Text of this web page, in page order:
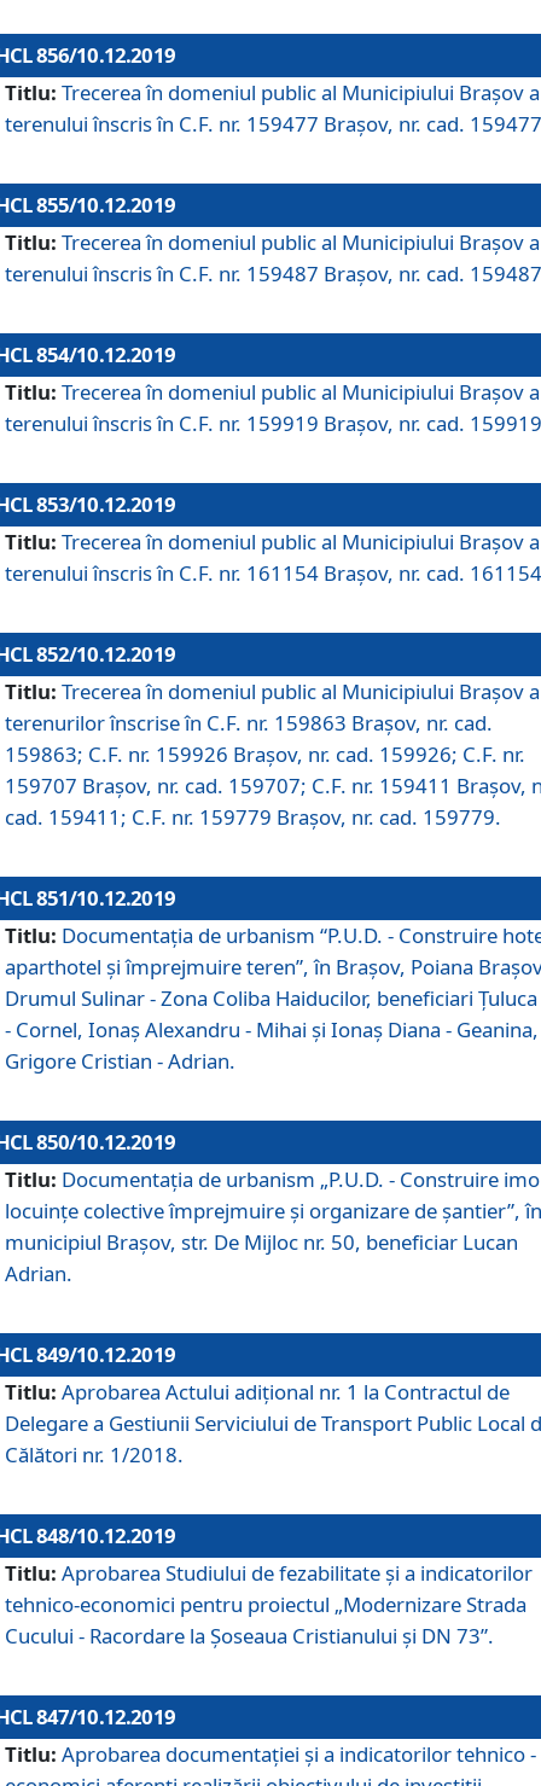
856/10.12.2019
Titlu: Trecerea în domeniul public al Municipiului Braşov a
terenului înscris în C.F. nr. 159477 Brașov, nr. cad.
855/10.12.2019
Titlu: Trecerea în domeniul public al Municipiului Braşov a
terenului înscris în C.F. nr. 159487 Brașov, nr. cad.
854/10.12.2019
Titlu: Trecerea în domeniul public al Municipiului Braşov a
terenului înscris în C.F. nr. 159919 Brașov, nr. cad.
853/10.12.2019
Titlu: Trecerea în domeniul public al Municipiului Braşov a
terenului înscris în C.F. nr. 161154 Brașov, nr. cad.
852/10.12.2019
Titlu: Trecerea în domeniul public al Municipiului Braşov a
terenurilor înscrise în C.F. nr. 159863 Brașov, nr. cad.
159863; C.F. nr. 159926 Brașov, nr. cad. 159926; C.F. nr.
159707 Brașov, nr. cad. 159707; C.F. nr. 159411 Brașov,
cad. 159411; C.F. nr. 159779 Brașov, nr. cad. 159779.
851/10.12.2019
Titlu: Documentaţia de urbanism “P.U.D. - Construire
aparthotel şi împrejmuire teren”, în Braşov, Poiana
Drumul Sulinar - Zona Coliba Haiducilor, beneficiari
- Cornel, Ionaş Alexandru - Mihai şi Ionaş Diana - Geanina,
Grigore Cristian - Adrian.
850/10.12.2019
Titlu: Documentaţia de urbanism „P.U.D. - Construire
locuințe colective împrejmuire și organizare de șantier”, în
municipiul Braşov, str. De Mijloc nr. 50, beneficiar Lucan
Adrian.
849/10.12.2019
Titlu: Aprobarea Actului adiţional nr. 1 la Contractul de
Delegare a Gestiunii Serviciului de Transport Public Local
Călători nr. 1/2018.
848/10.12.2019
Titlu: Aprobarea Studiului de fezabilitate şi a indicatorilor
tehnico-economici pentru proiectul „Modernizare Strada
Cucului - Racordare la Șoseaua Cristianului și DN 73”.
847/10.12.2019
Titlu: Aprobarea documentației și a indicatorilor tehnico -